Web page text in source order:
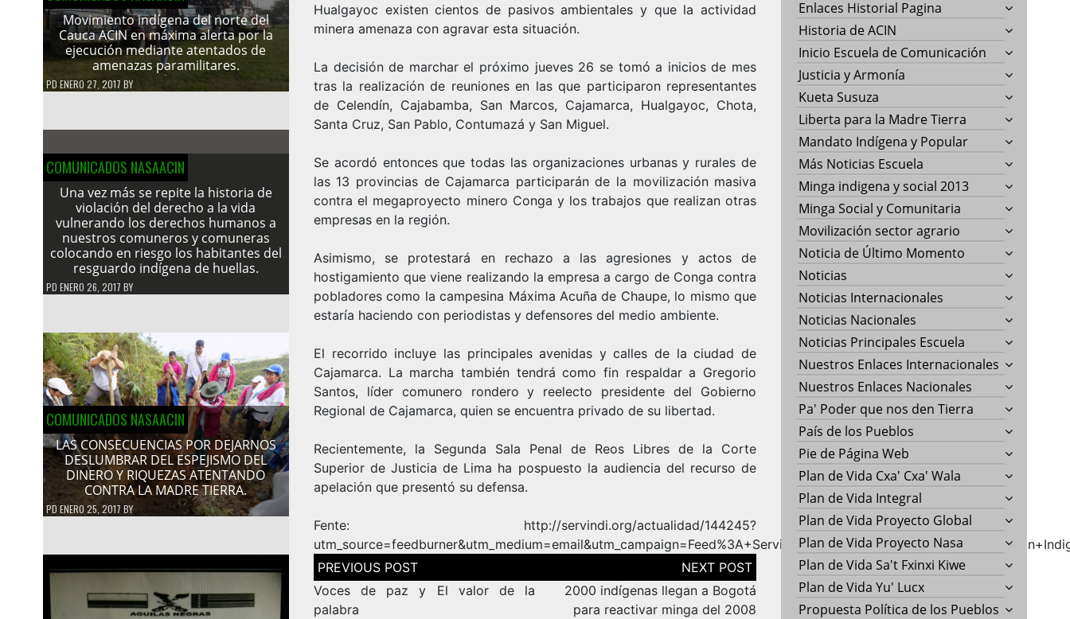
Movimiento indígena del norte del
Cauca ACIN en máxima alerta por la
ejecución mediante atentados de
amenazas paramilitares.
PD ENERO 27, 2017 BY
COMUNICADOS NASAACIN
Una vez más se repite la historia de
violación del derecho a la vida
vulnerando los derechos humanos a
nuestros comuneros y comuneras
colocando en riesgo los habitantes del
resguardo indígena de huellas.
PD ENERO 26, 2017 BY
COMUNICADOS NASAACIN
LAS CONSECUENCIAS POR DEJARNOS
DESLUMBRAR DEL ESPEJISMO DEL
DINERO Y RIQUEZAS ATENTANDO
CONTRA LA MADRE TIERRA.
PDENERO 25, 2017 BY
Hualgayoc existen cientos de pasivos ambientales y que la actividad
minera amenaza con agravar esta situación.
La decisión de marchar el próximo jueves 26 se tomó a inicios de mes
tras la realización de reuniones en las que participaron representantes
de Celendín, Cajabamba, San Marcos, Cajamarca, Hualgayoc, Chota,
Santa Cruz, San Pablo, Contumazá y San Miguel.
Se acordó entonces que todas las organizaciones urbanas y rurales de
las 13 provincias de Cajamarca participarán de la movilización masiva
contra el megaproyecto minero Conga y los trabajos que realizan otras
empresas en la región.
Asimismo, se protestará en rechazo a las agresiones y actos de
hostigamiento que viene realizando la empresa a cargo de Conga contra
pobladores como la campesina Máxima Acuña de Chaupe, lo mismo que
estaría haciendo con periodistas y defensores del medio ambiente.
El recorrido incluye las principales avenidas y calles de la ciudad de
Cajamarca. La marcha también tendrá como fin respaldar a Gregorio
Santos, líder comunero rondero y reelecto presidente del Gobierno
Regional de Cajamarca, quien se encuentra privado de su libertad.
Recientemente, la Segunda Sala Penal de Reos Libres de la Corte
Superior de Justicia de Lima ha pospuesto la audiencia del recurso de
apelación que presentó su defensa.
Fente: http://servindi.org/actualidad/144245?
Navegación
de
entradas
Voces de paz y El valor de la
palabra
2000 indígenas llegan a Bogotá
para reactivar minga del 2008
Enlaces Historial Pagina
Historia de ACIN
Inicio Escuela de Comunicación
Justicia y Armonía
Kueta Susuza
Liberta para la Madre Tierra
Mandato Indígena y Popular
Más Noticias Escuela
Minga indigena y social 2013
Minga Social y Comunitaria
Movilización sector agrario
Noticia de Último Momento
Noticias
Noticias Internacionales
Noticias Nacionales
Noticias Principales Escuela
Nuestros Enlaces Internacionales
Nuestros Enlaces Nacionales
Pa' Poder que nos den Tierra
País de los Pueblos
Pie de Página Web
Plan de Vida Cxa' Cxa' Wala
Plan de Vida Integral
Plan de Vida Proyecto Global
Plan de Vida Proyecto Nasa
Plan de Vida Sa't Fxinxi Kiwe
Plan de Vida Yu' Lucx
Propuesta Política de los Pueblos